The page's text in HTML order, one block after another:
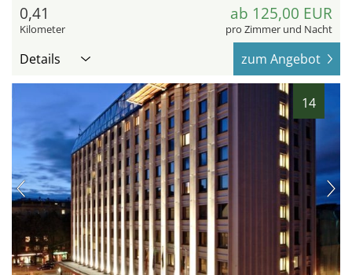
0,41
Kilometer
ab 125,00 EUR
pro Zimmer und Nacht
Details zum Angebot
14